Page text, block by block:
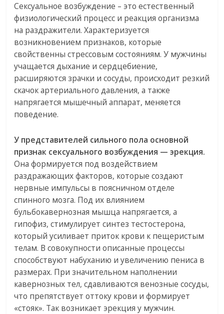
Сексуальное возбуждение – это естественный
физиологический процесс и реакция организма
на раздражители. Характеризуется
возникновением признаков, которые
свойственны стрессовым состояниям. У мужчины
учащается дыхание и сердцебиение,
расширяются зрачки и сосуды, происходит резкий
скачок артериального давления, а также
напрягается мышечный аппарат, меняется
поведение.
У представителей сильного пола основной
признак сексуального возбуждения — эрекция.
Она формируется под воздействием
раздражающих факторов, которые создают
нервные импульсы в поясничном отделе
спинного мозга. Под их влиянием
бульбокавернозная мышца напрягается, а
гипофиз, стимулирует синтез тестостерона,
который усиливает приток крови к пещеристым
телам. В совокупности описанные процессы
способствуют набуханию и увеличению пениса в
размерах. При значительном наполнении
кавернозных тел, сдавливаются венозные сосуды,
что препятствует оттоку крови и формирует
«стояк». Так возникает эрекция у мужчин.